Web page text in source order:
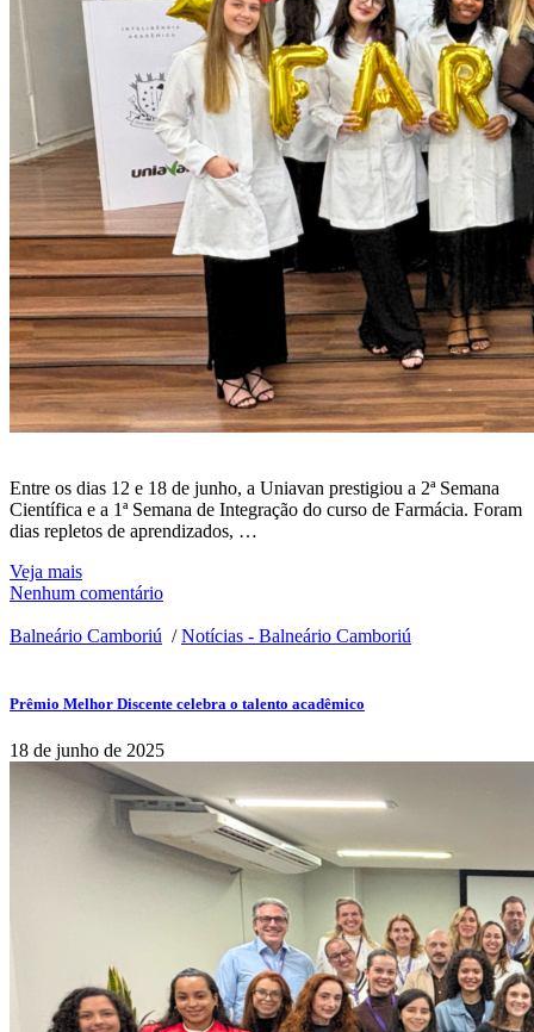
Entre os dias 12 e 18 de junho, a Uniavan prestigiou a 2ª Semana
Científica e a 1ª Semana de Integração do curso de Farmácia. Foram
dias repletos de aprendizados, …
Veja mais
Nenhum comentário
Balneário Camboriú /Notícias - Balneário Camboriú
Prêmio Melhor Discente celebra o talento acadêmico
18 de junho de 2025